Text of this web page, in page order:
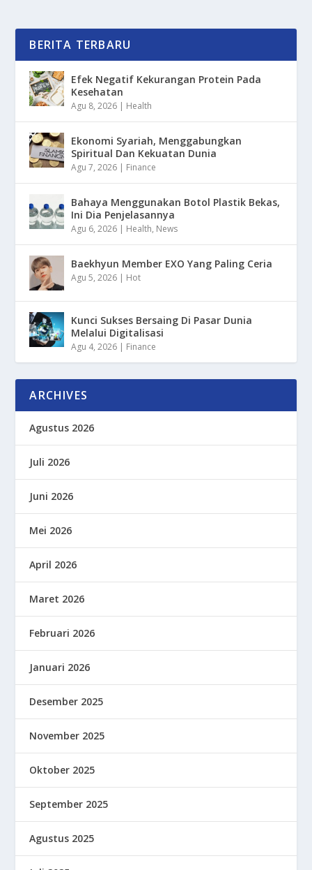
BERITA TERBARU
Efek Negatif Kekurangan Protein Pada
Kesehatan
Agu 8, 2026 | Health
Ekonomi Syariah, Menggabungkan
Spiritual Dan Kekuatan Dunia
Agu 7, 2026 | Finance
Bahaya Menggunakan Botol Plastik Bekas,
Ini Dia Penjelasannya
Agu 6, 2026 | Health, News
Baekhyun Member EXO Yang Paling Ceria
Agu 5, 2026 | Hot
Kunci Sukses Bersaing Di Pasar Dunia
Melalui Digitalisasi
Agu 4, 2026 | Finance
ARCHIVES
Agustus 2026
Juli 2026
Juni 2026
Mei 2026
April 2026
Maret 2026
Februari 2026
Januari 2026
Desember 2025
November 2025
Oktober 2025
September 2025
Agustus 2025